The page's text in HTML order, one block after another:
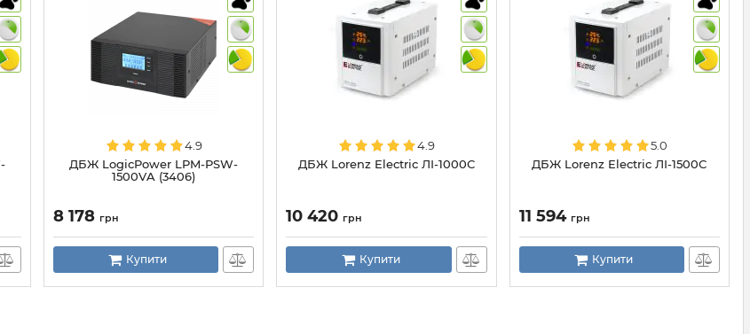
4.9
ДБЖ LogicPower LPM-PSW-
1500VA (3406)
8 178 грн
Купити
4.9
ДБЖ Lorenz Electric ЛІ-1000С
10 420 грн
Купити
5.0
ДБЖ Lorenz Electric ЛІ-1500С
11 594 грн
Купити